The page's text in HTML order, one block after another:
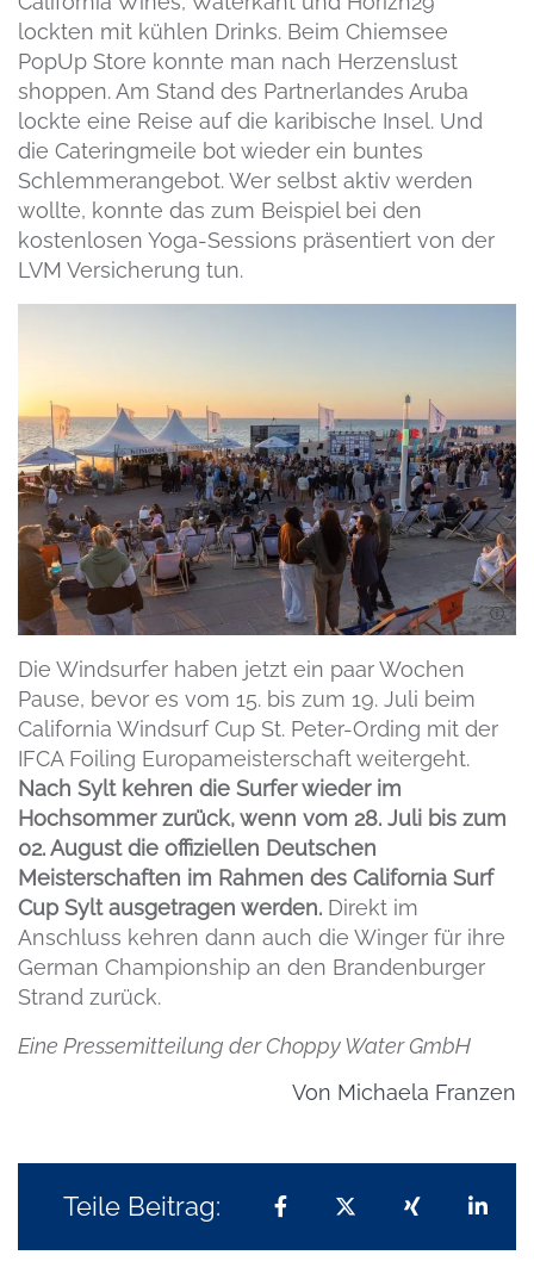
lockten mit kühlen Drinks. Beim Chiemsee
PopUp Store konnte man nach Herzenslust
shoppen. Am Stand des Partnerlandes Aruba
lockte eine Reise auf die karibische Insel. Und
die Cateringmeile bot wieder ein buntes
Schlemmerangebot. Wer selbst aktiv werden
wollte, konnte das zum Beispiel bei den
kostenlosen Yoga-Sessions präsentiert von der
LVM Versicherung tun.
Die Windsurfer haben jetzt ein paar Wochen
Pause, bevor es vom 15. bis zum 19. Juli beim
California Windsurf Cup St. Peter-Ording mit der
IFCA Foiling Europameisterschaft weitergeht.
Nach Sylt kehren die Surfer wieder im
Hochsommer zurück, wenn vom 28. Juli bis zum
02. August die offiziellen Deutschen
Meisterschaften im Rahmen des California Surf
Cup Sylt ausgetragen werden. Direkt im
Anschluss kehren dann auch die Winger für ihre
German Championship an den Brandenburger
Strand zurück.
Eine Pressemitteilung der Choppy Water GmbH
Von Michaela Franzen
Teile Beitrag: Teilen auf Facebook
Teilen auf X
Teilen auf